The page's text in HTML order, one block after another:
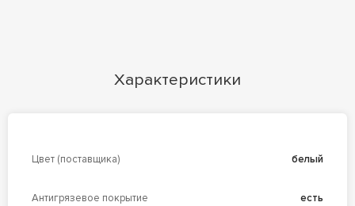
Характеристики
Цвет (поставщика) белый
Антигрязевое покрытие есть